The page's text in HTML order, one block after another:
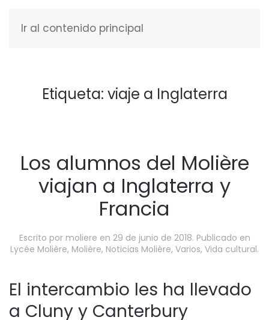
Ir al contenido principal
Etiqueta: viaje a Inglaterra
Los alumnos del Molière
viajan a Inglaterra y
Francia
Escrito por moliere en 29 de junio de 2018. Publicado en
Lycée Molière, Molière, Noticias Molière, Varios, Vida cultural.
El intercambio les ha llevado
a Cluny y Canterbury